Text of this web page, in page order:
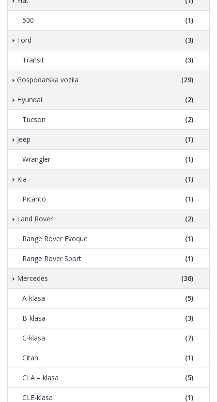
500 (1)
Ford (3)
Transit (3)
Gospodarska vozila (29)
Hyundai (2)
Tucson (2)
Jeep (1)
Wrangler (1)
Kia (1)
Picanto (1)
Land Rover (2)
Range Rover Evoque (1)
Range Rover Sport (1)
Mercedes (36)
A-klasa (5)
B-klasa (3)
C-klasa (7)
Citan (1)
CLA – klasa (5)
CLE-klasa (1)